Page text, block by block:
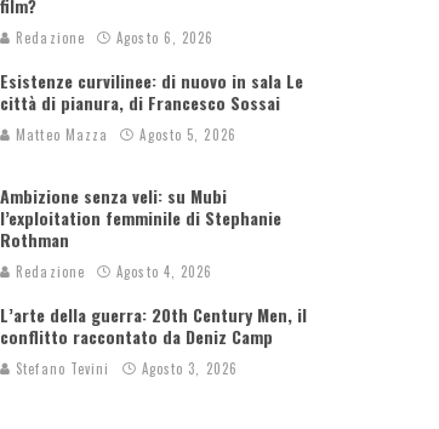
film?
Redazione Agosto 6, 2026
Esistenze curvilinee: di nuovo in sala Le
città di pianura, di Francesco Sossai
Matteo Mazza Agosto 5, 2026
Ambizione senza veli: su Mubi
l’exploitation femminile di Stephanie
Rothman
Redazione Agosto 4, 2026
L’arte della guerra: 20th Century Men, il
conflitto raccontato da Deniz Camp
Stefano Tevini Agosto 3, 2026